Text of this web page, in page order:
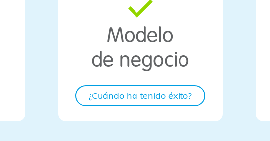
Modelo
de negocio
¿Cuándo ha tenido éxito?